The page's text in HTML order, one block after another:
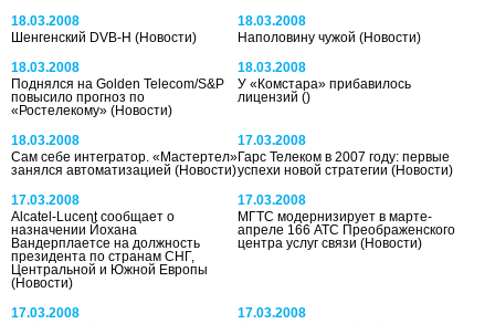
18.03.2008
Шенгенский DVB-H (Новости)
18.03.2008
Наполовину чужой(Новости)
18.03.2008
Поднялся на Golden Telecom/S&P
повысило прогноз по
«Ростелекому» (Новости)
18.03.2008
У «Комстара» прибавилось
лицензий()
18.03.2008
Сам себе интегратор. «Мастертел»
занялся автоматизацией (Новости)
17.03.2008
Гарс Телеком в 2007 году: первые
успехи новой стратегии(Новости)
17.03.2008
Alcatel-Lucent сообщает о
назначении Йохана
Вандерплаетсе на должность
президента по странам СНГ,
Центральной и Южной Европы
(Новости)
17.03.2008
МГТС модернизирует в марте-
апреле 166 АТС Преображенского
центра услуг связи(Новости)
17.03.2008
17.03.2008